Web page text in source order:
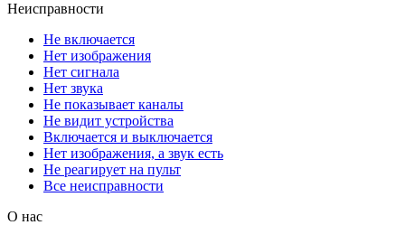
Неисправности
Не включается
Нет изображения
Нет сигнала
Нет звука
Не показывает каналы
Не видит устройства
Включается и выключается
Нет изображения, а звук есть
Не реагирует на пульт
Все неисправности
О нас